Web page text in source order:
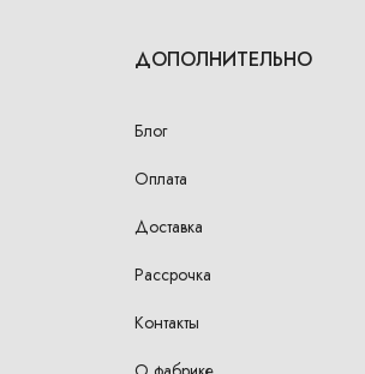
ДОПОЛНИТЕЛЬНО
Блог
Оплата
Доставка
Рассрочка
Контакты